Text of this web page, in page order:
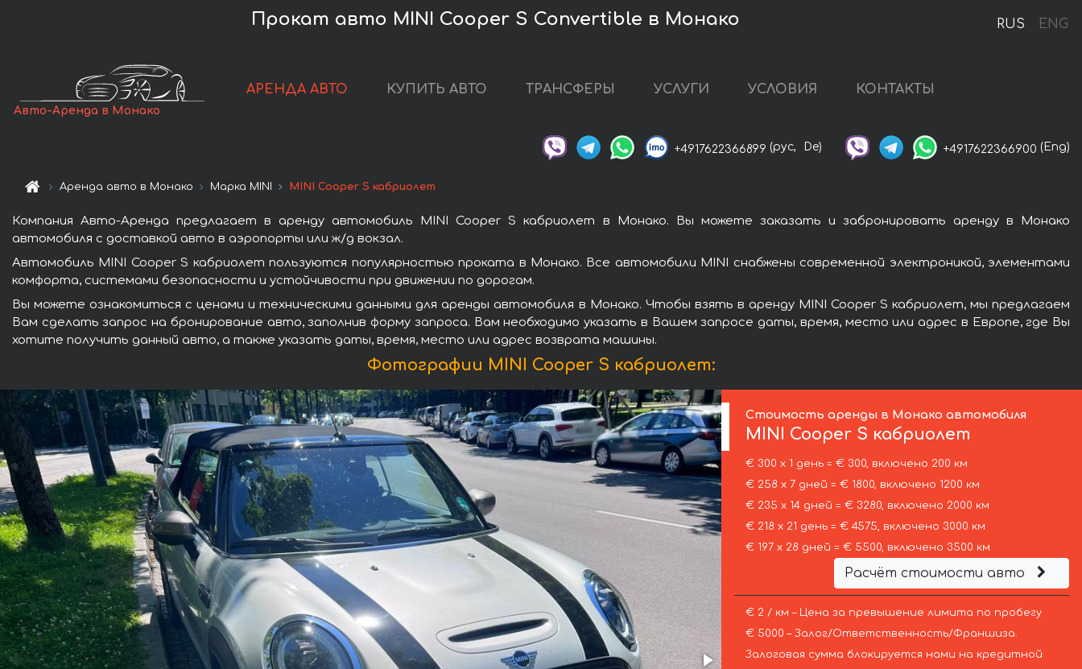
RUS ENG
Прокат авто MINI Cooper S Convertible в Монако
Авто-Аренда в Монако
АРЕНДА АВТО КУПИТЬ АВТО ТРАНСФЕРЫ УСЛУГИ УСЛОВИЯ КОНТАКТЫ
+4917622366899 (рус, De) +4917622366900 (Eng)
Аренда авто в Монако Марка MINI MINI Cooper S кабриолет
Компания Авто-Аренда предлагает в аренду автомобиль MINI Cooper S кабриолет в Монако. Вы можете заказать и забронировать аренду в Монако
автомобиля с доставкой авто в аэропорты или ж/д вокзал.
Автомобиль MINI Cooper S кабриолет пользуются популярностью проката в Монако. Все автомобили MINI снабжены современной электроникой, элементами
комфорта, системами безопасности и устойчивости при движении по дорогам.
Вы можете ознакомиться с ценами и техническими данными для аренды автомобиля в Монако. Чтобы взять в аренду MINI Cooper S кабриолет, мы предлагаем
Вам сделать запрос на бронирование авто, заполнив форму запроса. Вам необходимо указать в Вашем запросе даты, время, место или адрес в Европе, где Вы
хотите получить данный авто, а также указать даты, время, место или адрес возврата машины.
Фотографии MINI Cooper S кабриолет:
Стоимость аренды в Монако автомобиля
MINI Cooper S кабриолет
€ 300 х 1 день = € 300, включено 200 км
€ 258 х 7 дней = € 1800, включено 1200 км
€ 235 х 14 дней = € 3280, включено 2000 км
€ 218 х 21 день = € 4575, включено 3000 км
€ 197 х 28 дней = € 5500, включено 3500 км
Расчёт стоимости авто
€ 2 / км – Цена за превышение лимита по пробегу
€ 5000 – Залог/Ответственность/Франшиза.
Залоговая сумма блокируется нами на кредитной